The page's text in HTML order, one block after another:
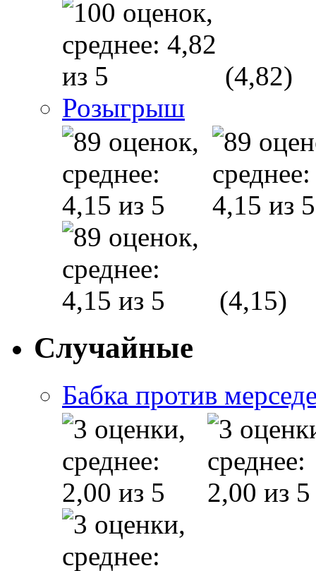
(4,82)
Розыгрыш
(4,15)
Случайные
Бабка против